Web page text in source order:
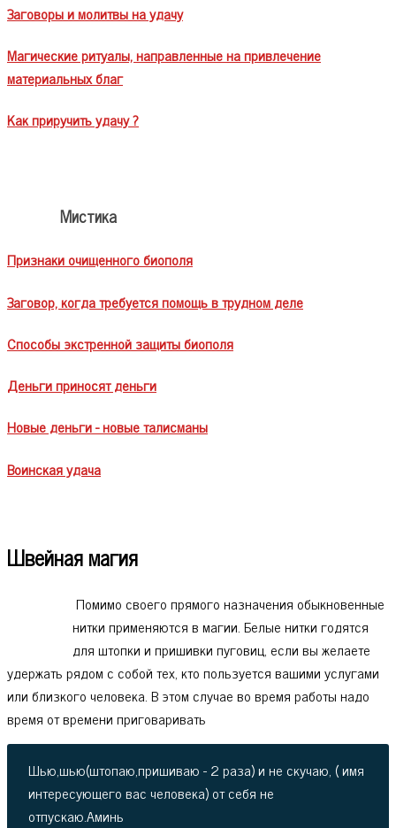
Заговоры и молитвы на удачу
Магические ритуалы, направленные на привлечение
материальных благ
Как приручить удачу ?
Мистика
Признаки очищенного биополя
Заговор, когда требуется помощь в трудном деле
Способы экстренной защиты биополя
Деньги приносят деньги
Новые деньги - новые талисманы
Воинская удача
Швейная магия
Помимо своего прямого назначения обыкновенные
нитки применяются в магии. Белые нитки годятся
для штопки и пришивки пуговиц, если вы желаете
удержать рядом с собой тех, кто пользуется вашими услугами
или близкого человека. В этом случае во время работы надо
время от времени приговаривать
Шью,шью(штопаю,пришиваю - 2 раза) и не скучаю, ( имя
интересующего вас человека) от себя не
отпускаю.Аминь